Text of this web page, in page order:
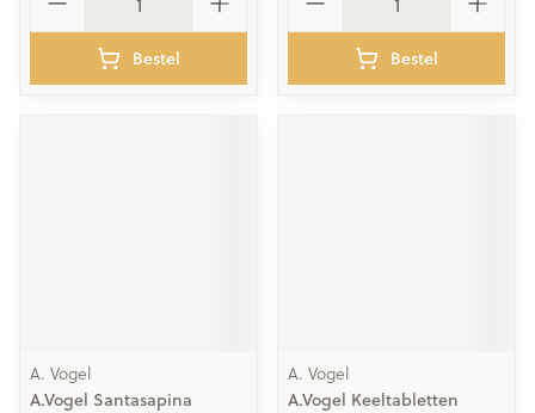
Bestel Bestel
A. Vogel
A.Vogel Santasapina
A. Vogel
A.Vogel Keeltabletten